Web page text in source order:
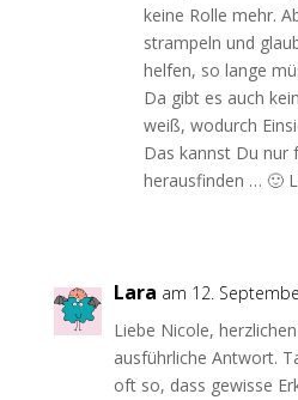
keine Rolle mehr.
strampeln und
helfen, so lange
Da gibt es auch
weiß, wodurch
Das kannst Du nur
herausfinden … 🙂
Lara am 12.
Liebe Nicole,
ausführliche Antwort.
oft so, dass gewisse